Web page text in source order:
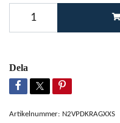
Dela
Artikelnummer: N2VPDKRAGXXS